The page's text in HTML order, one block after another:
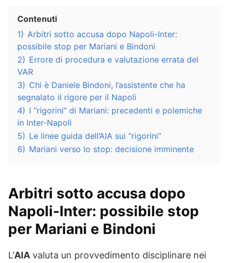
Contenuti
1) Arbitri sotto accusa dopo Napoli-Inter:
possibile stop per Mariani e Bindoni
2) Errore di procedura e valutazione errata del
VAR
3) Chi è Daniele Bindoni, l’assistente che ha
segnalato il rigore per il Napoli
4) I “rigorini” di Mariani: precedenti e polemiche
in Inter-Napoli
5) Le linee guida dell’AIA sui “rigorini”
6) Mariani verso lo stop: decisione imminente
Arbitri sotto accusa dopo
Napoli-Inter: possibile stop
per Mariani e Bindoni
L’AIA valuta un provvedimento disciplinare nei